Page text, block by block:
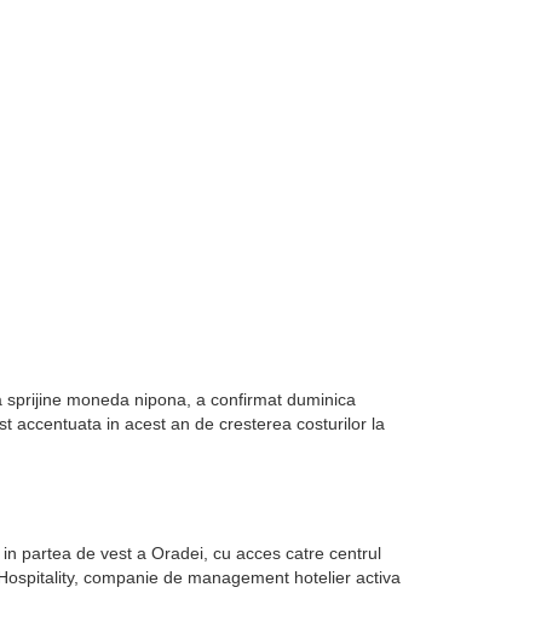
moneda nipona, a confirmat duminica
accentuata in acest an de cresterea costurilor la
partea de vest a Oradei, cu acces catre centrul
companie de management hotelier activa